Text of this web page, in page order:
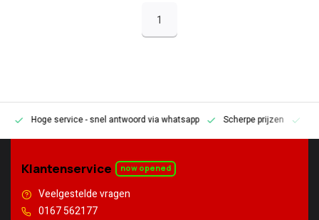
1
Hoge service- snel antwoord via whatsapp Scherpe prijzen
Klantenservice now opened
Veelgestelde vragen
0167 562177